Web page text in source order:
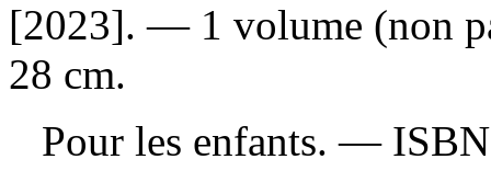
[2023]. — 1 volume (non
28 cm.
Pour les enfants. —